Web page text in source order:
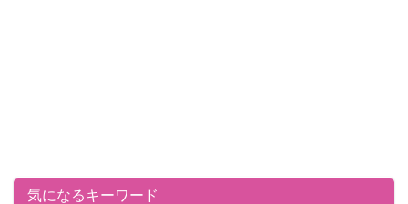
気になるキーワード